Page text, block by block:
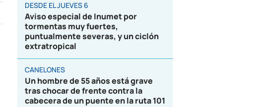
DESDE EL JUEVES 6
Aviso especial de Inumet por
tormentas muy fuertes,
puntualmente severas, y un ciclón
extratropical
CANELONES
Un hombre de 55 años está grave
tras chocar de frente contra la
cabecera de un puente en la ruta 101